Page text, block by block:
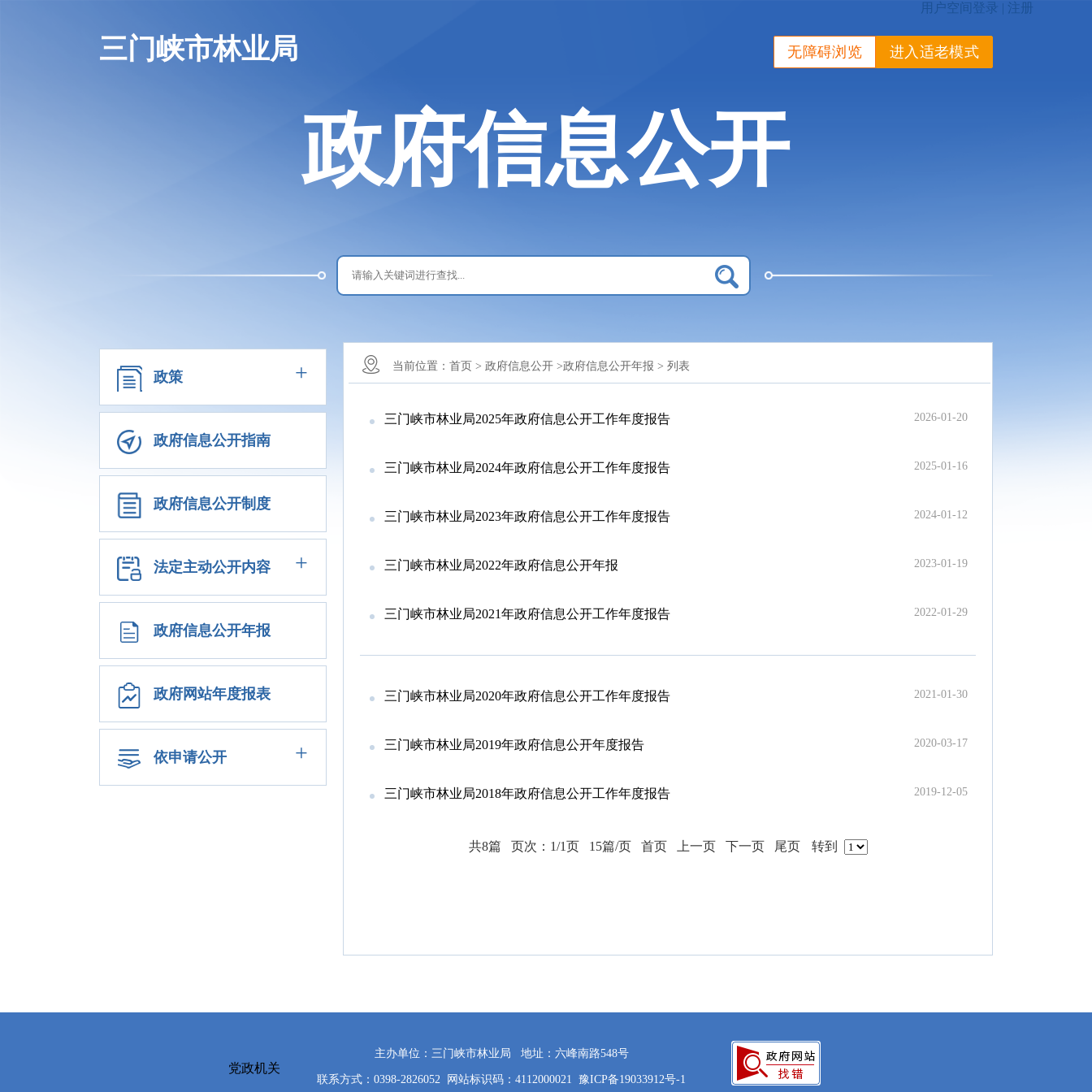
三门峡市林业局 无障碍浏览 进入适老模式
政府信息公开
政策 +
政府信息公开指南
政府信息公开制度
法定主动公开内容 +
政府信息公开年报
政府网站年度报表
依申请公开 +
当前位置： 首页 > 政府信息公开 >政府信息公开年报 > 列表
三门峡市林业局2025年政府信息公开工作年度报告 2026-01-20
三门峡市林业局2024年政府信息公开工作年度报告 2025-01-16
三门峡市林业局2023年政府信息公开工作年度报告 2024-01-12
三门峡市林业局2022年政府信息公开年报 2023-01-19
三门峡市林业局2021年政府信息公开工作年度报告 2022-01-29
三门峡市林业局2020年政府信息公开工作年度报告 2021-01-30
三门峡市林业局2019年政府信息公开年度报告 2020-03-17
三门峡市林业局2018年政府信息公开工作年度报告 2019-12-05
共8篇 页次：1/1页 15篇/页 首页 上一页 下一页 尾页 转到
党政机关
主办单位：三门峡市林业局 地址：六峰南路548号
联系方式：0398-2826052 网站标识码：4112000021 豫ICP备19033912号-1